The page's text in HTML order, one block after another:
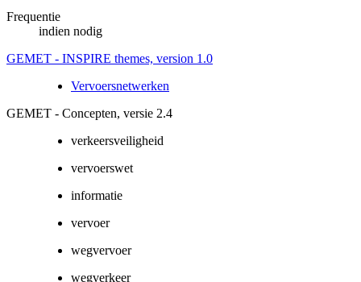
Frequentie
indien nodig
GEMET - INSPIRE themes, version 1.0
Vervoersnetwerken
GEMET - Concepten, versie 2.4
verkeersveiligheid
vervoerswet
informatie
vervoer
wegvervoer
wegverkeer